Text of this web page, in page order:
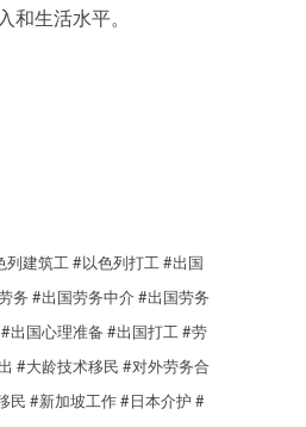
和生活水平。
列建筑工 #以色列打工 #出国
务 #出国劳务中介 #出国劳务
#出国心理准备 #出国打工 #劳
#大龄技术移民 #对外劳务合
民 #新加坡工作#日本介护 #